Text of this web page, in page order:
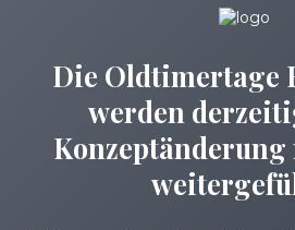
Die Oldtimertage
werden